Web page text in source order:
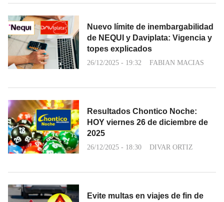
Nuevo límite de inembargabilidad
de NEQUI y Daviplata: Vigencia y
topes explicados
26/12/2025 - 19:32 FABIAN MACIAS
Resultados Chontico Noche:
HOY viernes 26 de diciembre de
2025
26/12/2025 - 18:30 DIVAR ORTIZ
Evite multas en viajes de fin de